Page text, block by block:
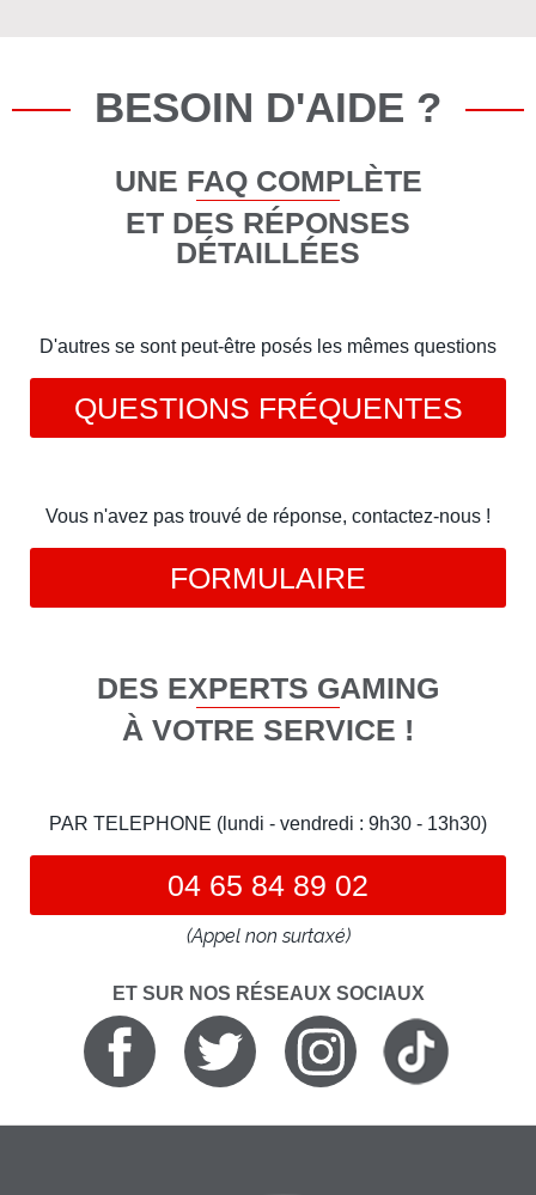
BESOIN D'AIDE ?
UNE FAQ COMPLÈTE
ET DES RÉPONSES
DÉTAILLÉES
D'autres se sont peut-être posés les mêmes questions
QUESTIONS FRÉQUENTES
Vous n'avez pas trouvé de réponse, contactez-nous !
FORMULAIRE
DES EXPERTS GAMING
À VOTRE SERVICE !
PAR TELEPHONE (lundi - vendredi : 9h30 - 13h30)
04 65 84 89 02
(Appel non surtaxé)
ET SUR NOS RÉSEAUX SOCIAUX